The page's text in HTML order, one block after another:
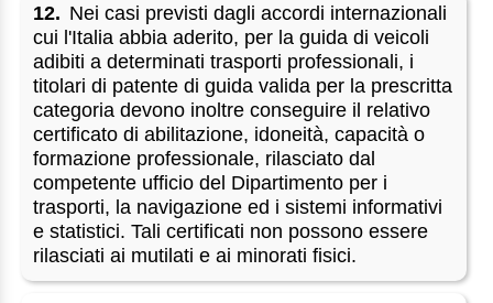
12. Nei casi previsti dagli accordi internazionali
cui l'Italia abbia aderito, per la guida di veicoli
adibiti a determinati trasporti professionali, i
titolari di patente di guida valida per la prescritta
categoria devono inoltre conseguire il relativo
certificato di abilitazione, idoneità, capacità o
formazione professionale, rilasciato dal
competente ufficio del Dipartimento per i
trasporti, la navigazione ed i sistemi informativi
e statistici. Tali certificati non possono essere
rilasciati ai mutilati e ai minorati fisici.